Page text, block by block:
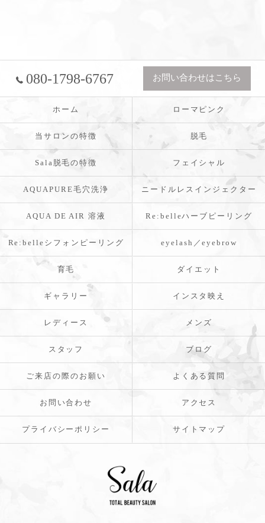
080-1798-6767 お問い合わせはこちら
ホーム ローマピンク
当サロンの特徴 脱毛
Sala脱毛の特徴 フェイシャル
AQUAPURE毛穴洗浄 ニードルレスインジェクター
AQUA DE AIR 溶液 Re:belleハーブピーリング
Re:belleシフォンピーリング eyelash／eyebrow
育毛 ダイエット
ギャラリー インスタ映え
レディース メンズ
スタッフ ブログ
ご来店の際のお願い よくある質問
お問い合わせ アクセス
プライバシーポリシー サイトマップ